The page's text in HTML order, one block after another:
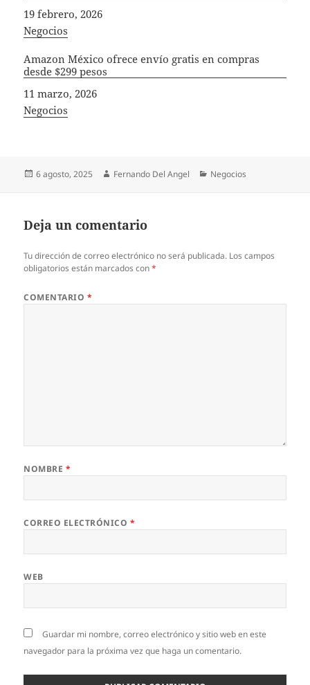
Fecha
19 febrero, 2026
In relation to
Negocios
Amazon México ofrece envío gratis en compras
desde $299 pesos
Fecha
11 marzo, 2026
In relation to
Negocios
Publicado
6 agosto, 2025 Autor
Fernando Del Angel Categorías
Negocios
Deja un comentario
Tu dirección de correo electrónico no será publicada. Los campos
obligatorios están marcados con*
COMENTARIO *
NOMBRE *
CORREO ELECTRÓNICO *
WEB
Guardar mi nombre, correo electrónico y sitio web en este
navegador para la próxima vez que haga un comentario.